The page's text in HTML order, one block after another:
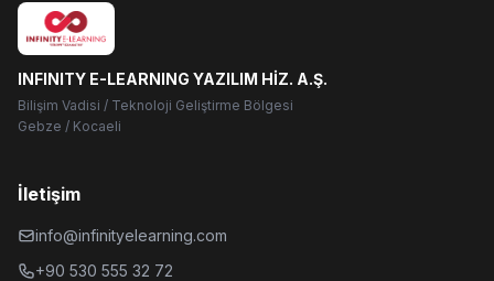
INFINITY E-LEARNING YAZILIM HİZ. A.Ş.
Bilişim Vadisi / Teknoloji Geliştirme Bölgesi
Gebze / Kocaeli
İletişim
info@infinityelearning.com
+90 530 555 32 72